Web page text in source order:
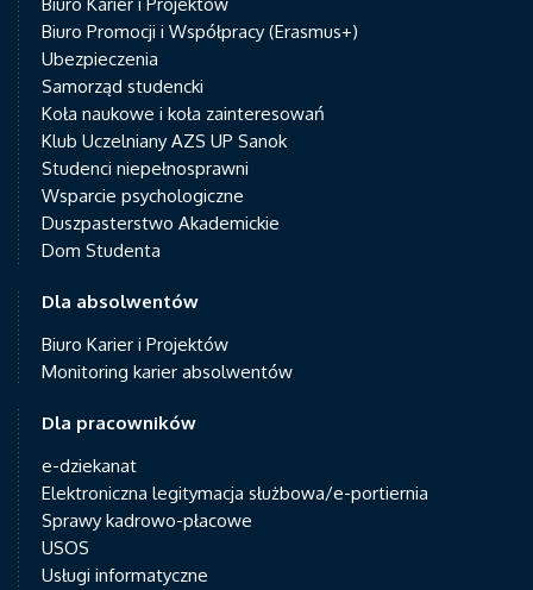
Biuro Promocji i Współpracy (Erasmus+)
Ubezpieczenia
Samorząd studencki
Koła naukowe i koła zainteresowań
Klub Uczelniany AZS UP Sanok
Studenci niepełnosprawni
Wsparcie psychologiczne
Duszpasterstwo Akademickie
Dom Studenta
Dla absolwentów
Biuro Karier i Projektów
Monitoring karier absolwentów
Dla pracowników
e-dziekanat
Elektroniczna legitymacja służbowa/e-portiernia
Sprawy kadrowo-płacowe
USOS
Usługi informatyczne